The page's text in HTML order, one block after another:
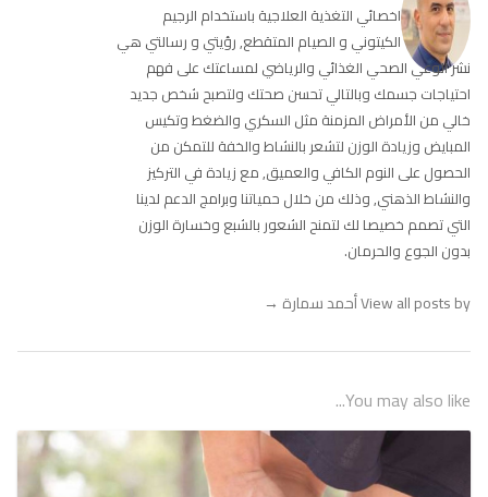
اخصائي التغذية العلاجية باستخدام الرجيم
الكيتوني و الصيام المتقطع, رؤيتي و رسالتي هي
نشر الوعي الصحي الغذائي والرياضي لمساعتك على فهم
احتياجات جسمك وبالتالي تحسن صحتك ولتصبح شخص جديد
خالي من الأمراض المزمنة مثل السكري والضغط وتكيس
المبايض وزيادة الوزن لتشعر بالنشاط والخفة للتمكن من
الحصول على النوم الكافي والعميق, مع زيادة في التركيز
والنشاط الذهني, وذلك من خلال حمياتنا وبرامج الدعم لدينا
التي تصمم خصيصا لك لتمنح الشعور بالشبع وخسارة الوزن
بدون الجوع والحرمان.
View all posts by أحمد سمارة →
You may also like...